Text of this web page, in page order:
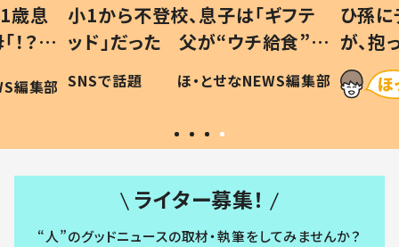
歳息
？」
編集部
小1から不登校、息子は「ギフテ
ッド」だった 父が“ウチ給食”を
作り続ける理由とは #令和の親
#令和の子
SNSで話題 ほ・とせなNEWS編集部
ひ孫
が、
「涙が
い」
ライター募集！
“人”のグッドニュースの取材・執筆をしてみませんか？